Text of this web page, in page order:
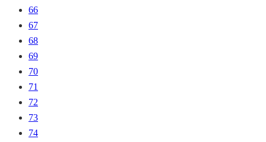
66
67
68
69
70
71
72
73
74